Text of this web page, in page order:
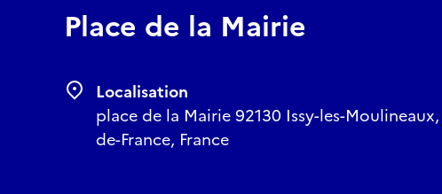
Place de la Mairie
Localisation
place de la Mairie 92130 Issy-les-
de-France, France